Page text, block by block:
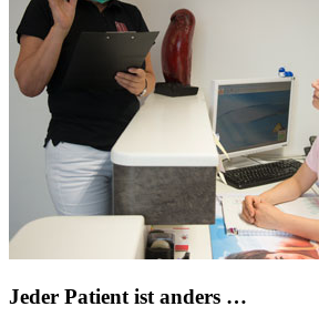
Jeder Patient ist anders …